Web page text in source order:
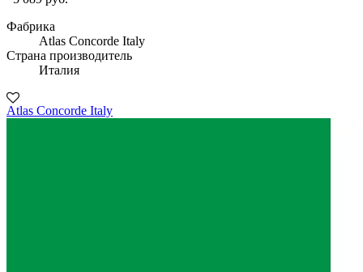
Фабрика
Atlas Concorde Italy
Страна производитель
Италия
Atlas Concorde Italy